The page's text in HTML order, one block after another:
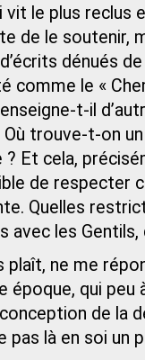
vit le plus reclus
de le soutenir,
dénués
comme le «
t-il
trouve-t-on
? Et cela,
de respecter
Quelles
avec les
plaît, ne me
époque, qui peu
de la
pas là en soi un